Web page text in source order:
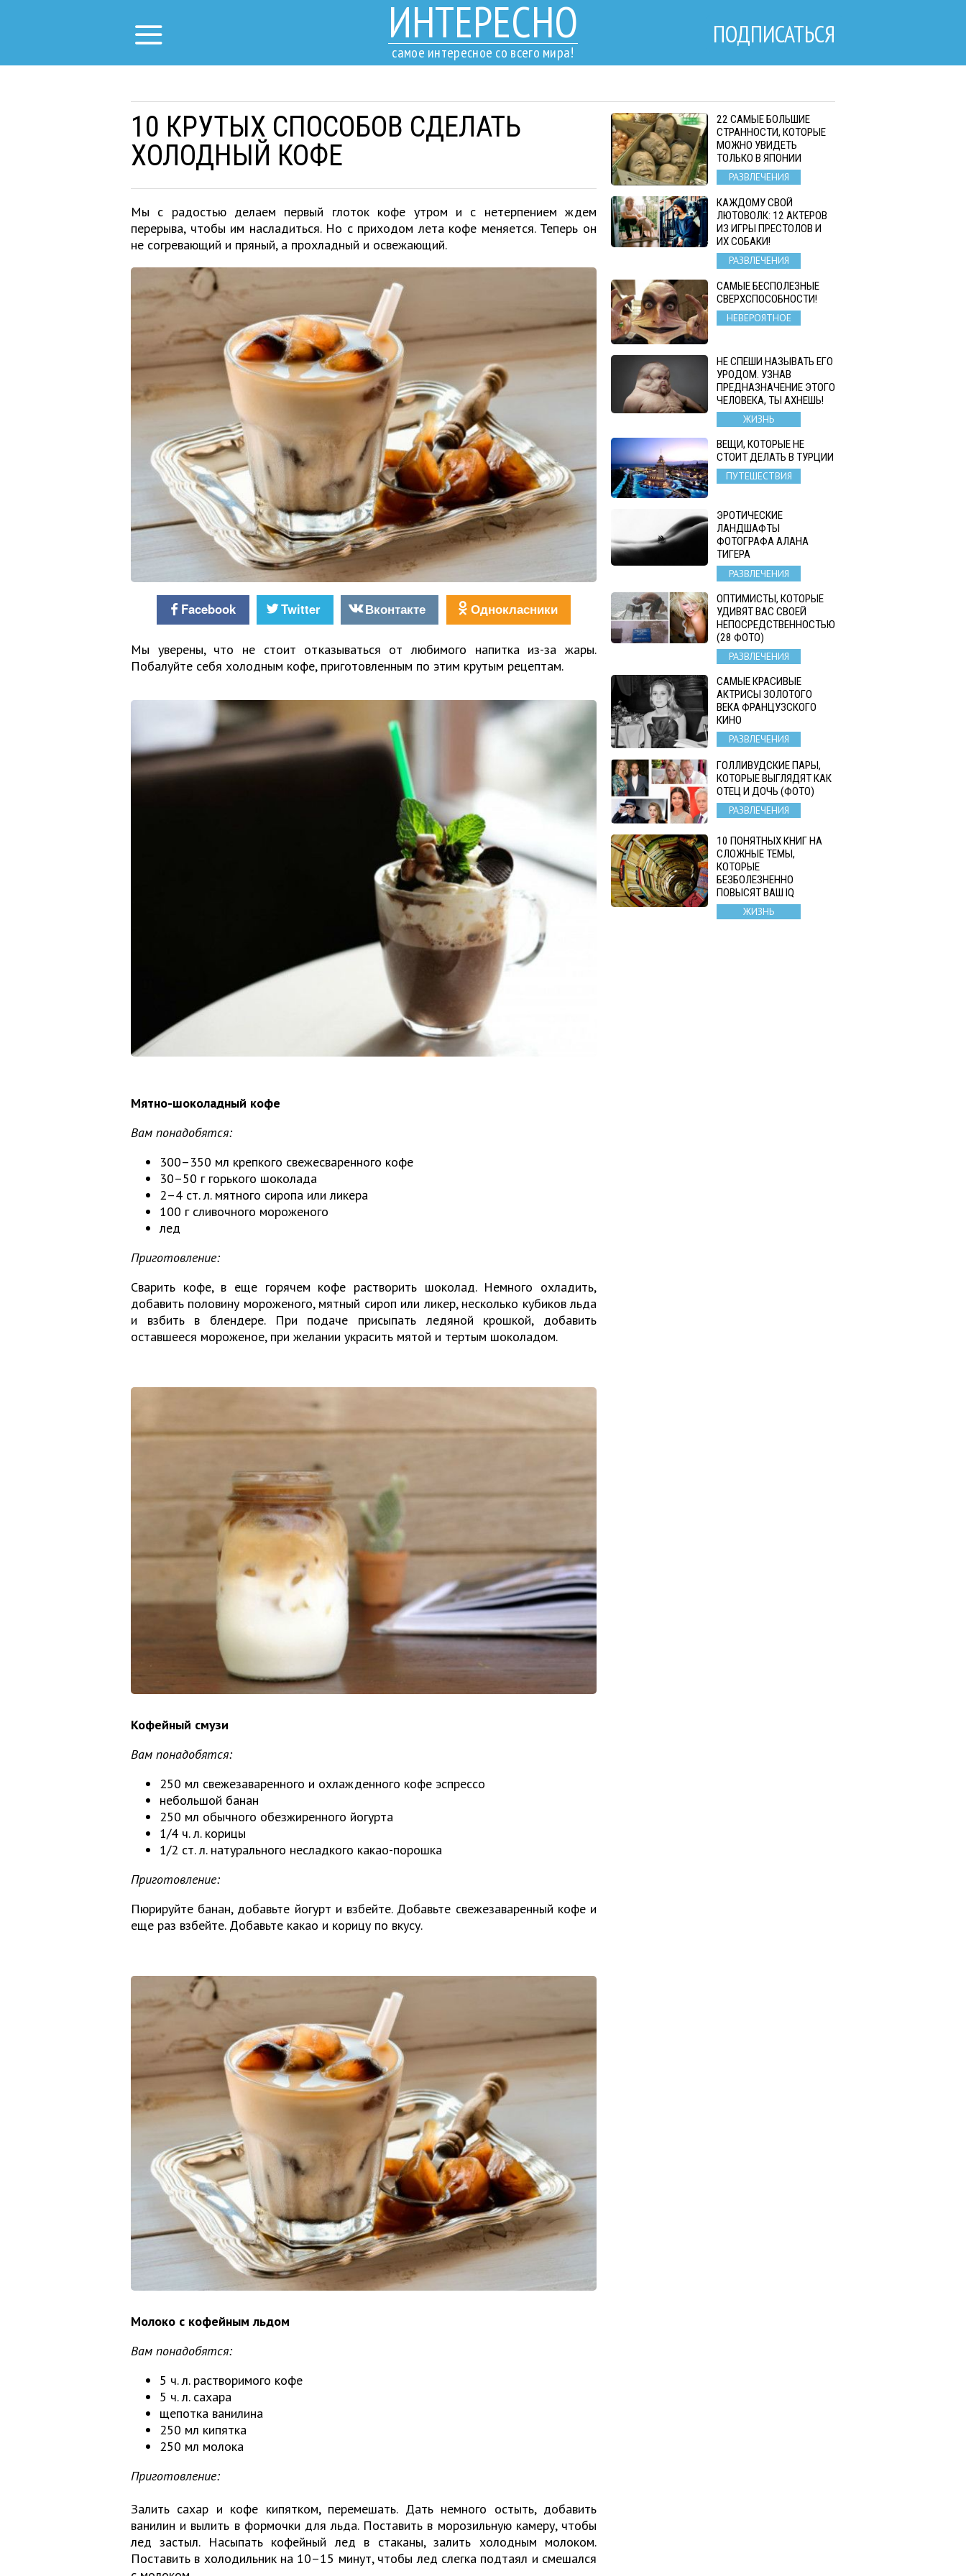
ИНТЕРЕСНО
самое интересное со всего мира!
ПОДПИСАТЬСЯ
10 КРУТЫХ СПОСОБОВ СДЕЛАТЬ
ХОЛОДНЫЙ КОФЕ
Мы с радостью делаем первый глоток кофе утром и с нетерпением ждем
перерыва, чтобы им насладиться. Но с приходом лета кофе меняется. Теперь он
не согревающий и пряный, а прохладный и освежающий.
Facebook Twitter Вконтакте Однокласники
Мы уверены, что не стоит отказываться от любимого напитка из-за жары.
Побалуйте себя холодным кофе, приготовленным по этим крутым рецептам.
Мятно-шоколадный кофе
Вам понадобятся:
300–350 мл крепкого свежесваренного кофе
30–50 г горького шоколада
2–4 ст. л. мятного сиропа или ликера
100 г сливочного мороженого
лед
Приготовление:
Сварить кофе, в еще горячем кофе растворить шоколад. Немного охладить,
добавить половину мороженого, мятный сироп или ликер, несколько кубиков льда
и взбить в блендере. При подаче присыпать ледяной крошкой, добавить
оставшееся мороженое, при желании украсить мятой и тертым шоколадом.
Кофейный смузи
Вам понадобятся:
250 мл свежезаваренного и охлажденного кофе эспрессо
небольшой банан
250 мл обычного обезжиренного йогурта
1/4 ч. л. корицы
1/2 ст. л. натурального несладкого какао-порошка
Приготовление:
Пюрируйте банан, добавьте йогурт и взбейте. Добавьте свежезаваренный кофе и
еще раз взбейте. Добавьте какао и корицу по вкусу.
Молоко с кофейным льдом
Вам понадобятся:
5 ч. л. растворимого кофе
5 ч. л. сахара
щепотка ванилина
250 мл кипятка
250 мл молока
Приготовление:
Залить сахар и кофе кипятком, перемешать. Дать немного остыть, добавить
ванилин и вылить в формочки для льда. Поставить в морозильную камеру, чтобы
лед застыл. Насыпать кофейный лед в стаканы, залить холодным молоком.
Поставить в холодильник на 10–15 минут, чтобы лед слегка подтаял и смешался
22 САМЫЕ БОЛЬШИЕ
СТРАННОСТИ, КОТОРЫЕ
МОЖНО УВИДЕТЬ
ТОЛЬКО В ЯПОНИИ
РАЗВЛЕЧЕНИЯ
КАЖДОМУ СВОЙ
ЛЮТОВОЛК: 12 АКТЕРОВ
ИЗ ИГРЫ ПРЕСТОЛОВ И
ИХ СОБАКИ!
РАЗВЛЕЧЕНИЯ
САМЫЕ БЕСПОЛЕЗНЫЕ
СВЕРХСПОСОБНОСТИ!
НЕВЕРОЯТНОЕ
НЕ СПЕШИ НАЗЫВАТЬ ЕГО
УРОДОМ. УЗНАВ
ПРЕДНАЗНАЧЕНИЕ ЭТОГО
ЧЕЛОВЕКА, ТЫ АХНЕШЬ!
ЖИЗНЬ
ВЕЩИ, КОТОРЫЕ НЕ
СТОИТ ДЕЛАТЬ В ТУРЦИИ
ПУТЕШЕСТВИЯ
ЭРОТИЧЕСКИЕ
ЛАНДШАФТЫ
ФОТОГРАФА АЛАНА
ТИГЕРА
РАЗВЛЕЧЕНИЯ
ОПТИМИСТЫ, КОТОРЫЕ
УДИВЯТ ВАС СВОЕЙ
НЕПОСРЕДСТВЕННОСТЬЮ
(28 ФОТО)
РАЗВЛЕЧЕНИЯ
САМЫЕ КРАСИВЫЕ
АКТРИСЫ ЗОЛОТОГО
ВЕКА ФРАНЦУЗСКОГО
КИНО
РАЗВЛЕЧЕНИЯ
ГОЛЛИВУДСКИЕ ПАРЫ,
КОТОРЫЕ ВЫГЛЯДЯТ КАК
ОТЕЦ И ДОЧЬ (ФОТО)
РАЗВЛЕЧЕНИЯ
10 ПОНЯТНЫХ КНИГ НА
СЛОЖНЫЕ ТЕМЫ,
КОТОРЫЕ
БЕЗБОЛЕЗНЕННО
ПОВЫСЯТ ВАШ IQ
ЖИЗНЬ